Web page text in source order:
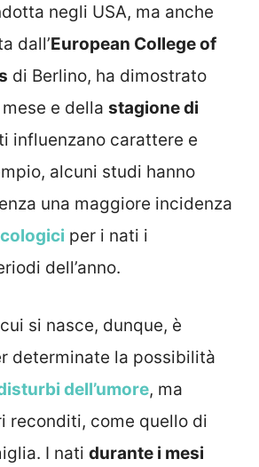
negli USA, ma anche
dall’European College of
di Berlino, ha dimostrato
e della stagione di
influenzano carattere e
alcuni studi hanno
una maggiore incidenza
per i nati i
dell’anno.
si nasce, dunque, è
determinate la possibilità
dell’umore, ma
reconditi, come quello di
I nati durante i mesi